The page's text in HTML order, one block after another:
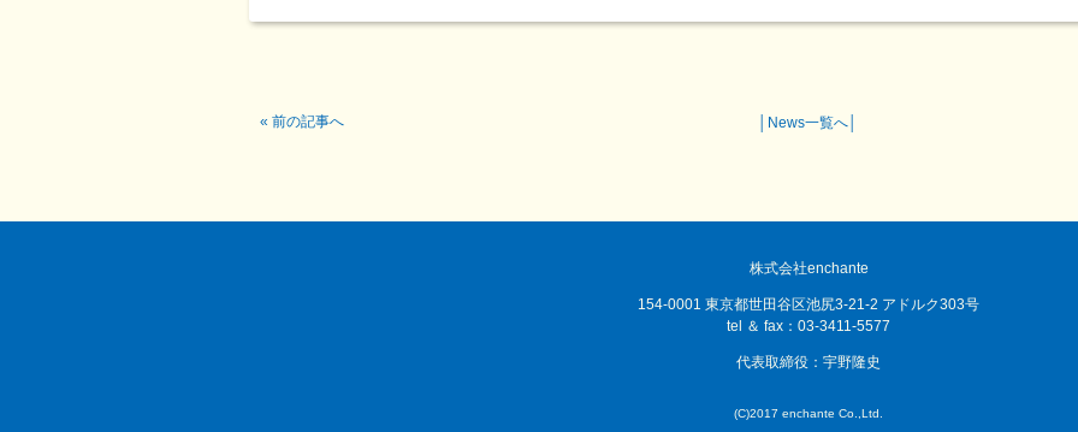
« 前の記事へ News一覧へ
株式会社enchante
154-0001 東京都世田谷区池尻3-21-2 アドルク303号
tel ＆ fax：03-3411-5577
代表取締役：宇野隆史
(C)2017 enchante Co.,Ltd.